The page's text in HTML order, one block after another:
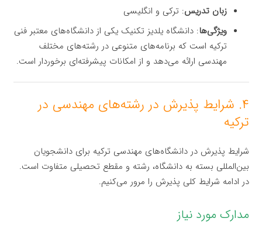
زبان تدریس: ترکی و انگلیسی
ویژگی‌ها: دانشگاه یلدیز تکنیک یکی از دانشگاه‌های معتبر فنی
ترکیه است که برنامه‌های متنوعی در رشته‌های مختلف
مهندسی ارائه می‌دهد و از امکانات پیشرفته‌ای برخوردار است.
۴. شرایط پذیرش در رشته‌های مهندسی در
ترکیه
شرایط پذیرش در دانشگاه‌های مهندسی ترکیه برای دانشجویان
بین‌المللی بسته به دانشگاه، رشته و مقطع تحصیلی متفاوت است.
در ادامه شرایط کلی پذیرش را مرور می‌کنیم.
مدارک مورد نیاز